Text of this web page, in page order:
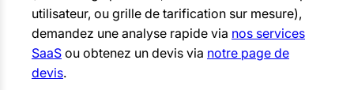
utilisateur, ou grille de tarification sur mesure),
demandez une analyse rapide via nos services
SaaS ou obtenez un devis via notre page de
devis.